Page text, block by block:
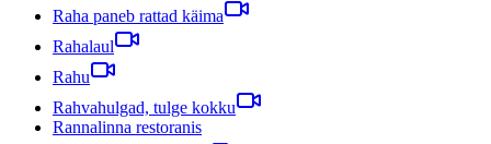
Raha paneb rattad käima
Rahalaul
Rahu
Rahvahulgad, tulge kokku
Rannalinna restoranis